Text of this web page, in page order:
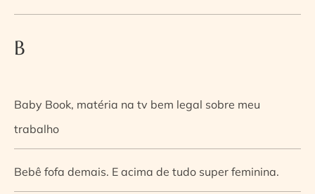
B
Baby Book, matéria na tv bem legal sobre meu
trabalho
Bebê fofa demais. E acima de tudo super feminina.